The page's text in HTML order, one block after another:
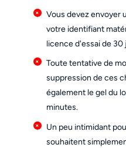
Vous devez envoyer
votre identifiant
licence d'essai de 30
Toute tentative de
suppression de ces
également le gel du
minutes.
Un peu intimidant
souhaitent